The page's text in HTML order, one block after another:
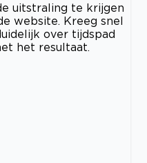
uitstraling te krijgen
website. Kreeg snel
over tijdspad
het resultaat.